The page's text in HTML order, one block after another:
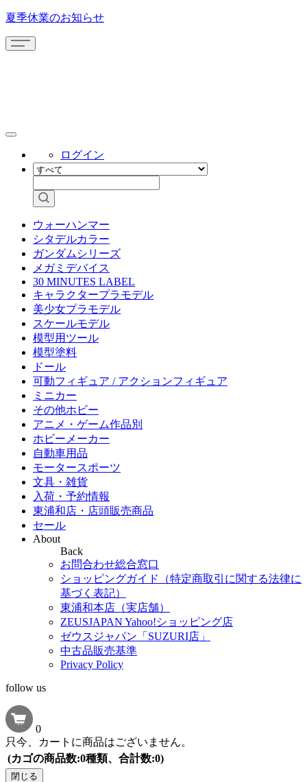
夏季休業のお知らせ
ログイン
ウォーハンマー
シタデルカラー
ガンダムシリーズ
メガミデバイス
30 MINUTES LABEL
キャラクタープラモデル
美少女プラモデル
スケールモデル
模型用ツール
模型塗料
ドール
可動フィギュア / アクションフィギュア
ミニカー
その他ホビー
アニメ・ゲーム作品別
ホビーメーカー
自動車用品
モータースポーツ
文具・雑貨
入荷・予約情報
東浦和店・店頭販売商品
セール
About
Back
お問合わせ総合窓口
ショッピングガイド（特定商取引に関する法律に
基づく表記）
東浦和本店（実店舗）
ZEUSJAPAN Yahoo!ショッピング店
ゼウスジャパン「SUZURI店」
中古品販売基準
Privacy Policy
follow us
0
只今、カートに商品はございません。
(カゴの商品数:0種類、合計数:0)
閉じる